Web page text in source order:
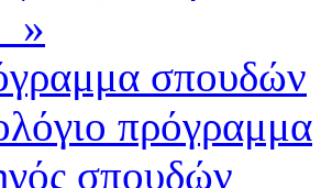
»
σπουδών
πρόγραμμα
σπουδών